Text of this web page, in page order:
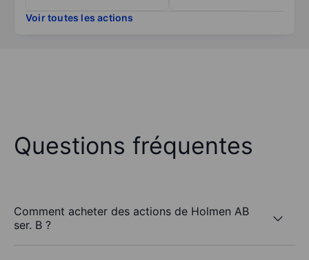
Voir toutes les actions
Questions fréquentes
Comment acheter des actions de Holmen AB
ser. B ?